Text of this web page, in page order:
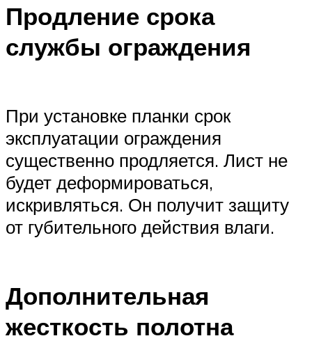
Продление срока
службы ограждения
При установке планки срок
эксплуатации ограждения
существенно продляется. Лист не
будет деформироваться,
искривляться. Он получит защиту
от губительного действия влаги.
Дополнительная
жесткость полотна